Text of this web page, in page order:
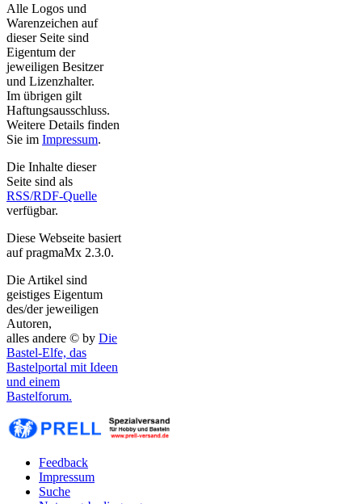
Alle Logos und
Warenzeichen auf
dieser Seite sind
Eigentum der
jeweiligen Besitzer
und Lizenzhalter.
Im übrigen gilt
Haftungsausschluss.
Weitere Details finden
Sie im Impressum.
Die Inhalte dieser
Seite sind als
RSS/RDF-Quelle
verfügbar.
Diese Webseite basiert
auf pragmaMx 2.3.0.
Die Artikel sind
geistiges Eigentum
des/der jeweiligen
Autoren,
alles andere © by Die
Bastel-Elfe, das
Bastelportal mit Ideen
und einem
Bastelforum.
Feedback
Impressum
Suche